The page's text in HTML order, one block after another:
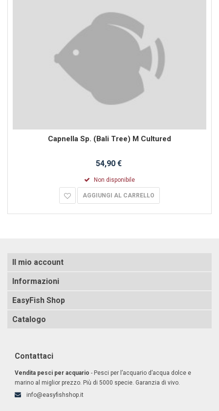
Capnella Sp. (Bali Tree) M Cultured
54,90 €
Non disponibile
AGGIUNGI AL CARRELLO
Il mio account
Informazioni
EasyFish Shop
Catalogo
Contattaci
Vendita pesci per acquario - Pesci per l’acquario d’acqua dolce e
marino al miglior prezzo. Più di 5000 specie. Garanzia di vivo.
info@easyfishshop.it